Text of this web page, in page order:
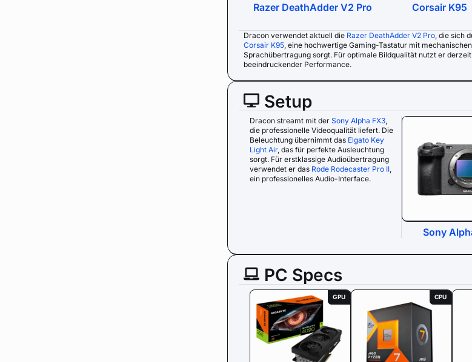
Razer DeathAdder V2 Pro Corsair K95
Dracon verwendet aktuell die Razer DeathAdder V2 Pro , die sich
Corsair K95 , eine hochwertige Gaming-Tastatur mit
Sprachübertragung sorgt. Für optimale Bildqualität nutzt er
beeindruckender Performance.
Setup
Dracon streamt mit der Sony Alpha FX3
die professionelle Videoqualität liefert. Die
Beleuchtung übernimmt das Elgato Key
Light Air, das für perfekte Ausleuchtung
sorgt. Für erstklassige Audioübertragung
verwendet er das Rode Rodecaster Pro II
ein professionelles Audio-Interface.
Sony
PC Specs
GPU CPU